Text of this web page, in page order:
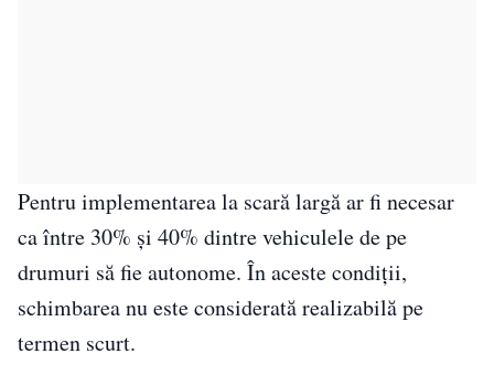
Pentru implementarea la scară largă ar fi necesar
ca între 30% și 40% dintre vehiculele de pe
drumuri să fie autonome. În aceste condiții,
schimbarea nu este considerată realizabilă pe
termen scurt.